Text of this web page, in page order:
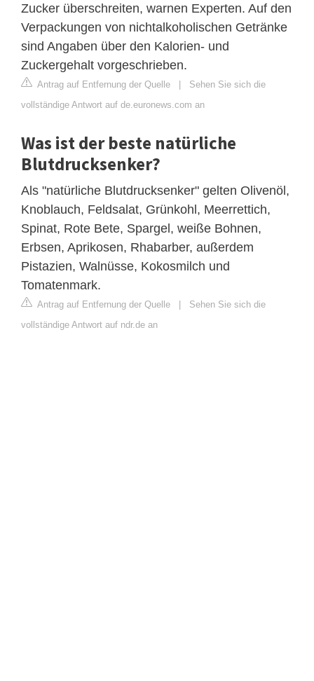
Zucker überschreiten, warnen Experten. Auf den
Verpackungen von nichtalkoholischen Getränke
sind Angaben über den Kalorien- und
Zuckergehalt vorgeschrieben.
Antrag auf Entfernung der Quelle | Sehen Sie sich die
vollständige Antwort auf de.euronews.com an
Was ist der beste natürliche
Blutdrucksenker?
Als "natürliche Blutdrucksenker" gelten Olivenöl,
Knoblauch, Feldsalat, Grünkohl, Meerrettich,
Spinat, Rote Bete, Spargel, weiße Bohnen,
Erbsen, Aprikosen, Rhabarber, außerdem
Pistazien, Walnüsse, Kokosmilch und
Tomatenmark.
Antrag auf Entfernung der Quelle | Sehen Sie sich die
vollständige Antwort auf ndr.de an